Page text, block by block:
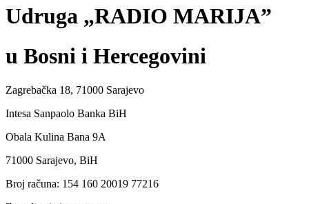
Udruga „RADIO MARIJA”
u Bosni i Hercegovini
Zagrebačka 18, 71000 Sarajevo
Intesa Sanpaolo Banka BiH
Obala Kulina Bana 9A
71000 Sarajevo, BiH
Broj računa: 154 160 20019 77216